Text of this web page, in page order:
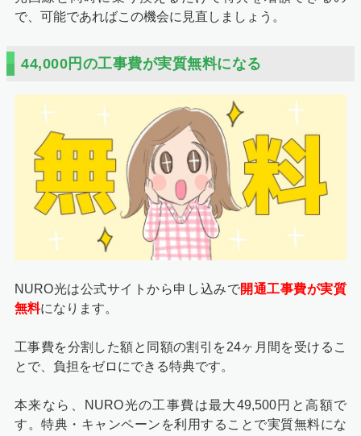
で、可能であればこの機会に見直しましょう。
44,000円の工事費が実質無料になる
NURO光は公式サイトから申し込みで開通工事費が実質
無料になります。
工事費を分割した額と同額の割引を24ヶ月間を受けるこ
とで、負担をゼロにできる特典です。
本来なら、NURO光の工事費は最大49,500円と高額で
す。特典・キャンペーンを利用することで実質無料にな